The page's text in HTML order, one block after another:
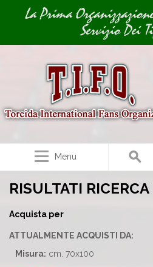
Image 01La Prima
Servizio Dei
Menu
RISULTATI
Acquista per
ATTUALMENTE ACQUISTI DA:
Misura: cm. 70x100